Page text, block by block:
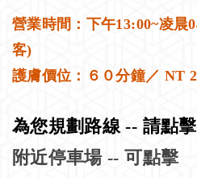
營業時間：下午13:00~凌晨
客)
護膚價位：６０分鐘／ NT
為您規劃路線 -- 請點
附近停車場 -- 可點擊